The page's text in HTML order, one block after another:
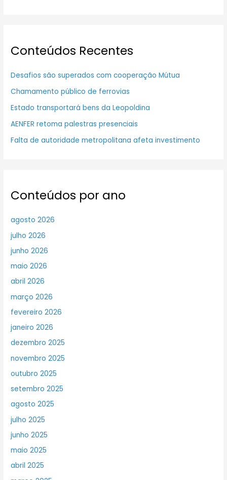
Conteúdos Recentes
Desafios são superados com cooperação Mútua
Chamamento público de ferrovias
Estado transportará bens da Leopoldina
AENFER retoma palestras presenciais
Falta de autoridade metropolitana afeta investimento
Conteúdos por ano
agosto 2026
julho 2026
junho 2026
maio 2026
abril 2026
março 2026
fevereiro 2026
janeiro 2026
dezembro 2025
novembro 2025
outubro 2025
setembro 2025
agosto 2025
julho 2025
junho 2025
maio 2025
abril 2025